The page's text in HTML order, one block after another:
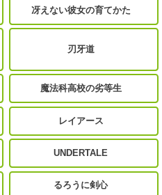
冴えない彼女の育てかた
刃牙道
魔法科高校の劣等生
レイアース
UNDERTALE
るろうに剣心